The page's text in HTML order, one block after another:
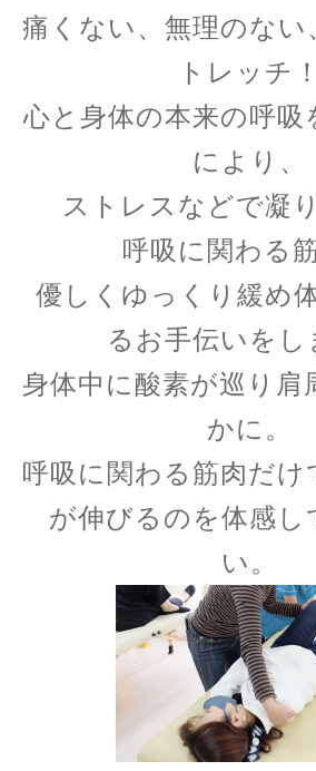
痛くない、無理のない
トレッチ！
心と身体の本来の呼吸
により、
ストレスなどで凝
呼吸に関わる
優しくゆっくり緩め
るお手伝いをし
身体中に酸素が巡り肩
かに。
呼吸に関わる筋肉だけ
が伸びるのを体感し
い。